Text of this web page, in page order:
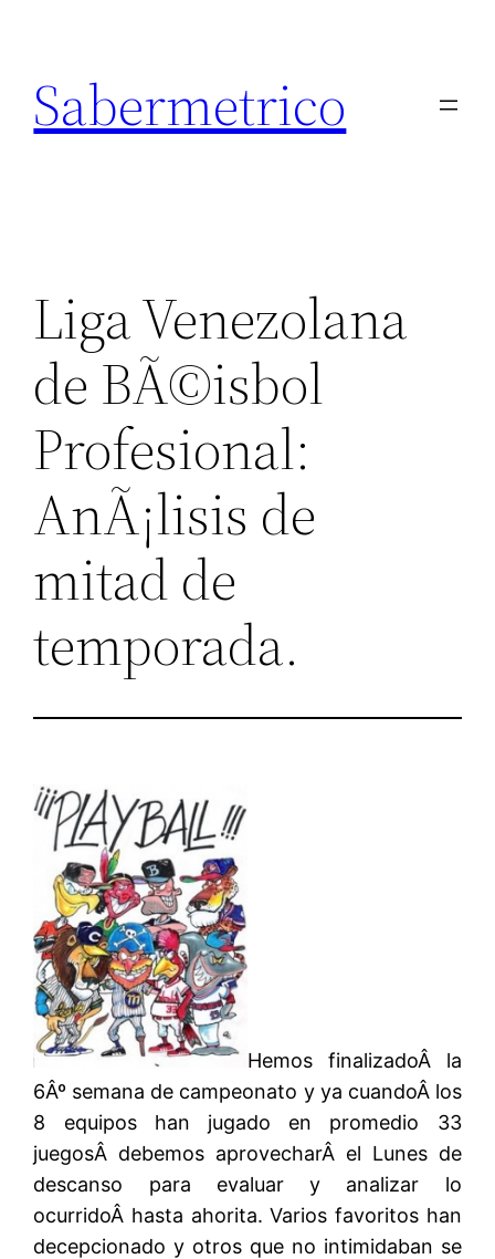
contenido
Sabermetrico
Liga Venezolana
de BÃ©isbol
Profesional:
AnÃ¡lisis de
mitad de
temporada.
Hemos finalizadoÂ la
6Âº semana de campeonato y ya cuandoÂ los
8 equipos han jugado en promedio 33
juegosÂ debemos aprovecharÂ el Lunes de
descanso para evaluar y analizar lo
ocurridoÂ hasta ahorita. Varios favoritos han
decepcionado y otros que no intimidaban se